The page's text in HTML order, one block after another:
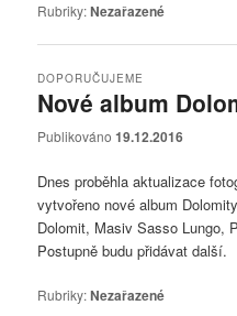
Rubriky:Nezařazené
Nové album
DOPORUČUJEME
Publikováno19.12.2016
Dnes proběhla aktualizace
vytvořeno nové album
Dolomit, Masiv Sasso Lungo,
Postupně budu přidávat další.
Rubriky:Nezařazené